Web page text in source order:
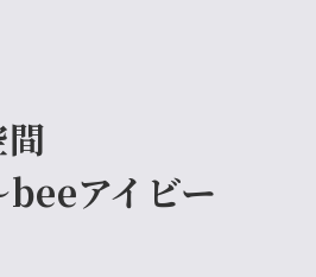
アイビー